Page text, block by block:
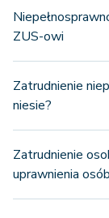
ZUS-owi
Zatrudnienie
niesie?
Zatrudnienie
uprawnienia